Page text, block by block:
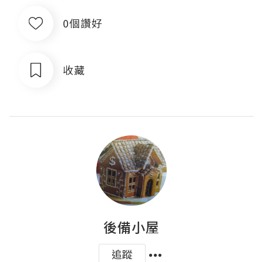
0個讚好
收藏
後備小屋
追蹤